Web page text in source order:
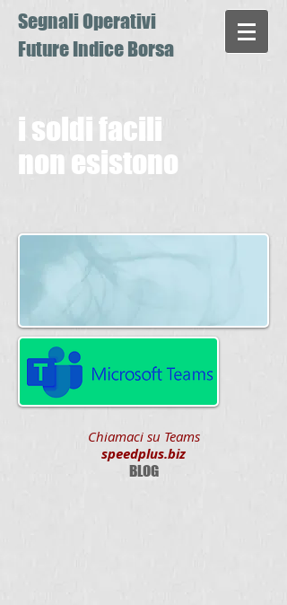
Segnali Operativi
Future Indice Borsa
i soldi facili
non esistono
Chiamaci su Teams
speedplus.biz
BLOG